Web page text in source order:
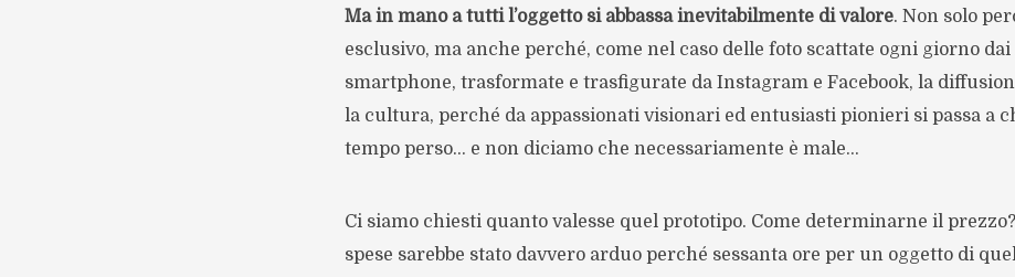
Ma in mano a tutti l’oggetto si abbassa inevitabilmente di valore. Non solo
esclusivo, ma anche perché, come nel caso delle foto scattate ogni giorno
smartphone, trasformate e trasfigurate da Instagram e Facebook, la
la cultura, perché da appassionati visionari ed entusiasti pionieri si passa a
tempo perso… e non diciamo che necessariamente è male…
Ci siamo chiesti quanto valesse quel prototipo. Come determinarne il
spese sarebbe stato davvero arduo perché sessanta ore per un oggetto di